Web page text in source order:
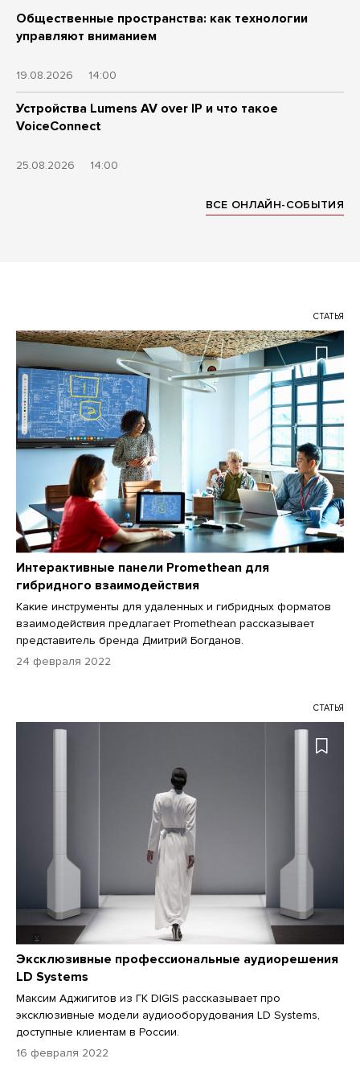
СТАТЬЯ
Интерактивные панели Promethean для
гибридного взаимодействия
Какие инструменты для удаленных и гибридных форматов
взаимодействия предлагает Promethean рассказывает
представитель бренда Дмитрий Богданов.
24 февраля 2022
СТАТЬЯ
Эксклюзивные профессиональные аудиорешения
LD Systems
Максим Аджигитов из ГК DIGIS рассказывает про
эксклюзивные модели аудиооборудования LD Systems,
доступные клиентам в России.
16 февраля 2022
Общественные пространства: как технологии
управляют вниманием
19.08.2026 14:00
Устройства Lumens AV over IP и что такое
VoiceConnect
25.08.2026 14:00
ВСЕ ОНЛАЙН-СОБЫТИЯ